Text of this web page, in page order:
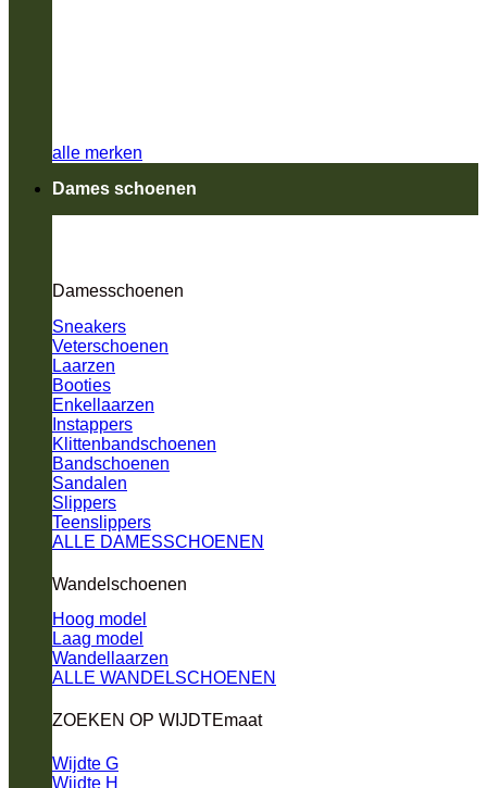
alle merken
Dames schoenen
Damesschoenen
Sneakers
Veterschoenen
Laarzen
Booties
Enkellaarzen
Instappers
Klittenbandschoenen
Bandschoenen
Sandalen
Slippers
Teenslippers
ALLE DAMESSCHOENEN
Wandelschoenen
Hoog model
Laag model
Wandellaarzen
ALLE WANDELSCHOENEN
ZOEKEN OP WIJDTEmaat
Wijdte G
Wijdte H